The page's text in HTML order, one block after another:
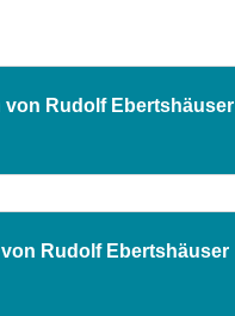
von Rudolf Ebertshäuser
Rudolf Ebertshäuser